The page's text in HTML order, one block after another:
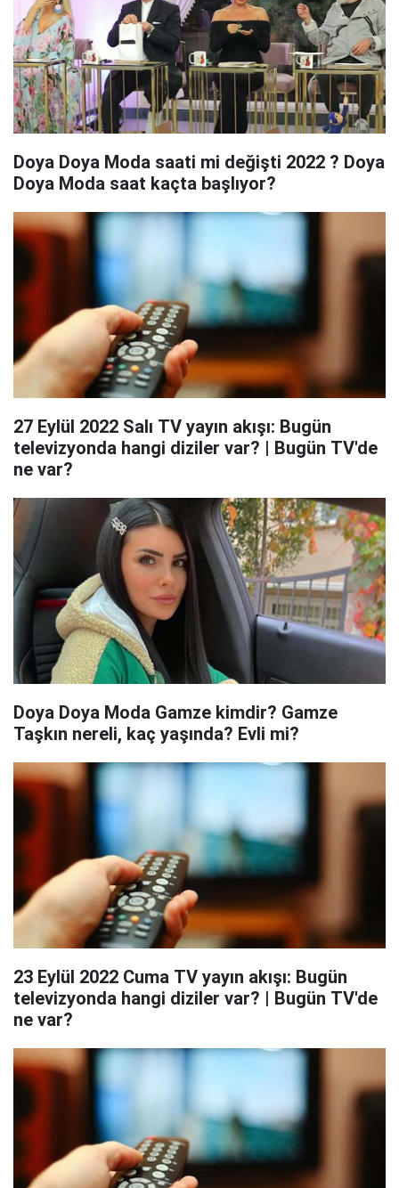
Doya Doya Moda saati mi değişti 2022 ? Doya
Doya Moda saat kaçta başlıyor?
27 Eylül 2022 Salı TV yayın akışı: Bugün
televizyonda hangi diziler var? | Bugün TV'de
ne var?
Doya Doya Moda Gamze kimdir? Gamze
Taşkın nereli, kaç yaşında? Evli mi?
23 Eylül 2022 Cuma TV yayın akışı: Bugün
televizyonda hangi diziler var? | Bugün TV'de
ne var?